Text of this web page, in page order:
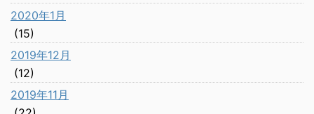
2020年1月
(15)
2019年12月
(12)
2019年11月